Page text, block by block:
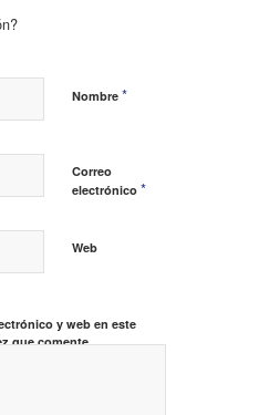
Nombre *
Correo
electrónico *
Web
y web en este
que comente.